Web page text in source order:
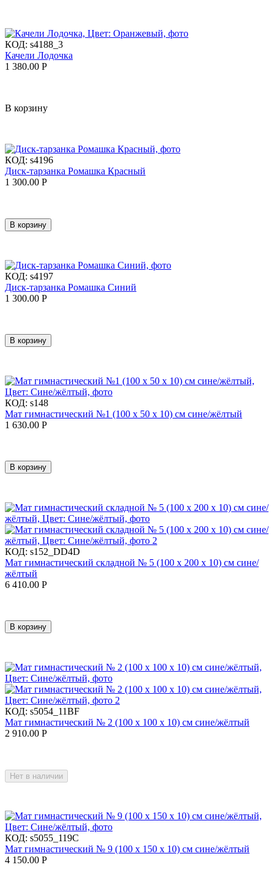
КОД: s4188_3
Качели Лодочка
1 380.00 Р
В корзину
КОД: s4196
Диск-тарзанка Ромашка Красный
1 300.00 Р
В корзину
КОД: s4197
Диск-тарзанка Ромашка Синий
1 300.00 Р
В корзину
КОД: s148
Мат гимнастический №1 (100 х 50 х 10) см сине/жёлтый
1 630.00 Р
В корзину
КОД: s152_DD4D
Мат гимнастический складной № 5 (100 х 200 х 10) см сине/
жёлтый
6 410.00 Р
В корзину
КОД: s5054_11BF
Мат гимнастический № 2 (100 х 100 х 10) см сине/жёлтый
2 910.00 Р
Нет в наличии
КОД: s5055_119C
Мат гимнастический № 9 (100 х 150 х 10) см сине/жёлтый
4 150.00 Р